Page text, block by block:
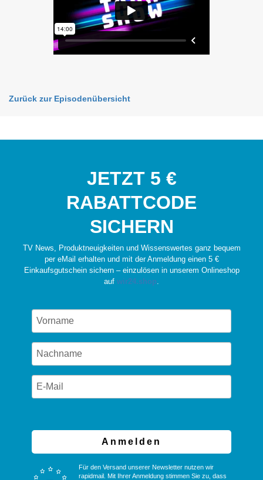
Zurück zur Episodenübersicht
JETZT 5 €
RABATTCODE
SICHERN
TV News, Produktneuigkeiten und Wissenswertes ganz bequem
per eMail erhalten und mit der Anmeldung einen 5 €
Einkaufsgutschein sichern – einzulösen in unserem Onlineshop
auf wir24.shop.
Anmelden
Für den Versand unserer Newsletter nutzen wir
rapidmail. Mit Ihrer Anmeldung stimmen Sie zu, dass